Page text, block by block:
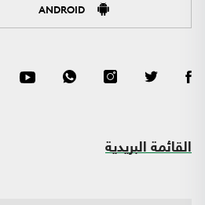
ANDROID
القائمة البريدية